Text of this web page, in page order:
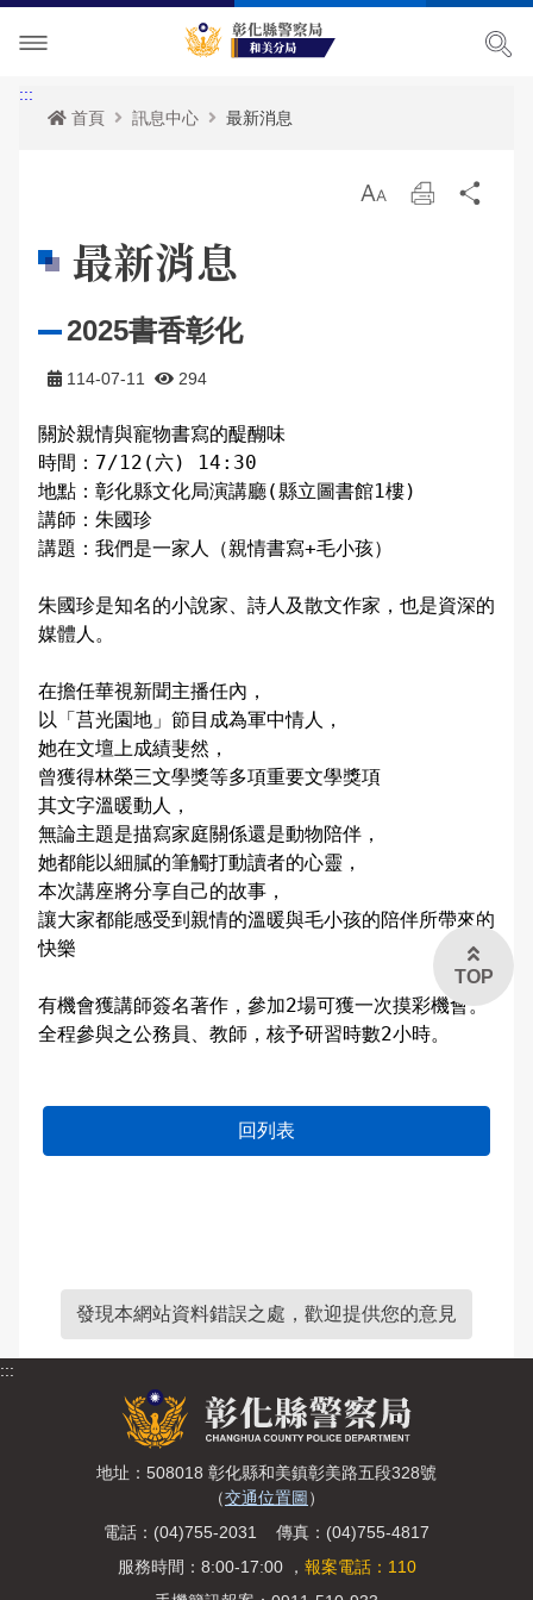
單位介紹
聯絡資訊
轄區概況
轄區派出所
活動訊息
公開徵信專區
RSS訊息中心
治安宣導
交通安全宣導
婦幼宣導
保防宣導
廉政指引
便民服務
政府資訊公開
申辦資訊
常見問答
防空疏散避難專區
民意廣場
分局長信箱
問卷調查
警民交流留言板
交通違規檢舉
影音出版品
活動相簿
影音多媒體
相關連結
常見問答
:::
首頁
訊息中心 最新消息
放 列
最新消息
2025書香彰化
114-07-11 294
關於親情與寵物書寫的醍醐味
時間：7/12(六) 14:30
地點：彰化縣文化局演講廳(縣立圖書館1樓)
講師：朱國珍
講題：我們是一家人（親情書寫+毛小孩）
朱國珍是知名的小說家、詩人及散文作家，也是資深的
媒體人。
在擔任華視新聞主播任內，
以「莒光園地」節目成為軍中情人，
她在文壇上成績斐然，
曾獲得林榮三文學獎等多項重要文學獎項
其文字溫暖動人，
無論主題是描寫家庭關係還是動物陪伴，
她都能以細膩的筆觸打動讀者的心靈，
本次講座將分享自己的故事，
讓大家都能感受到親情的溫暖與毛小孩的陪伴所帶來的
快樂
有機會獲講師簽名著作，參加2場可獲一次摸彩機會。
全程參與之公務員、教師，核予研習時數2小時。
回列表
發現本網站資料錯誤之處，歡迎提供您的意見
:::
地址：508018 彰化縣和美鎮彰美路五段328號
（交通位置圖 ）
電話：(04)755-2031 傳真：(04)755-4817
服務時間：8:00-17:00 ， 報案電話：110
TOP